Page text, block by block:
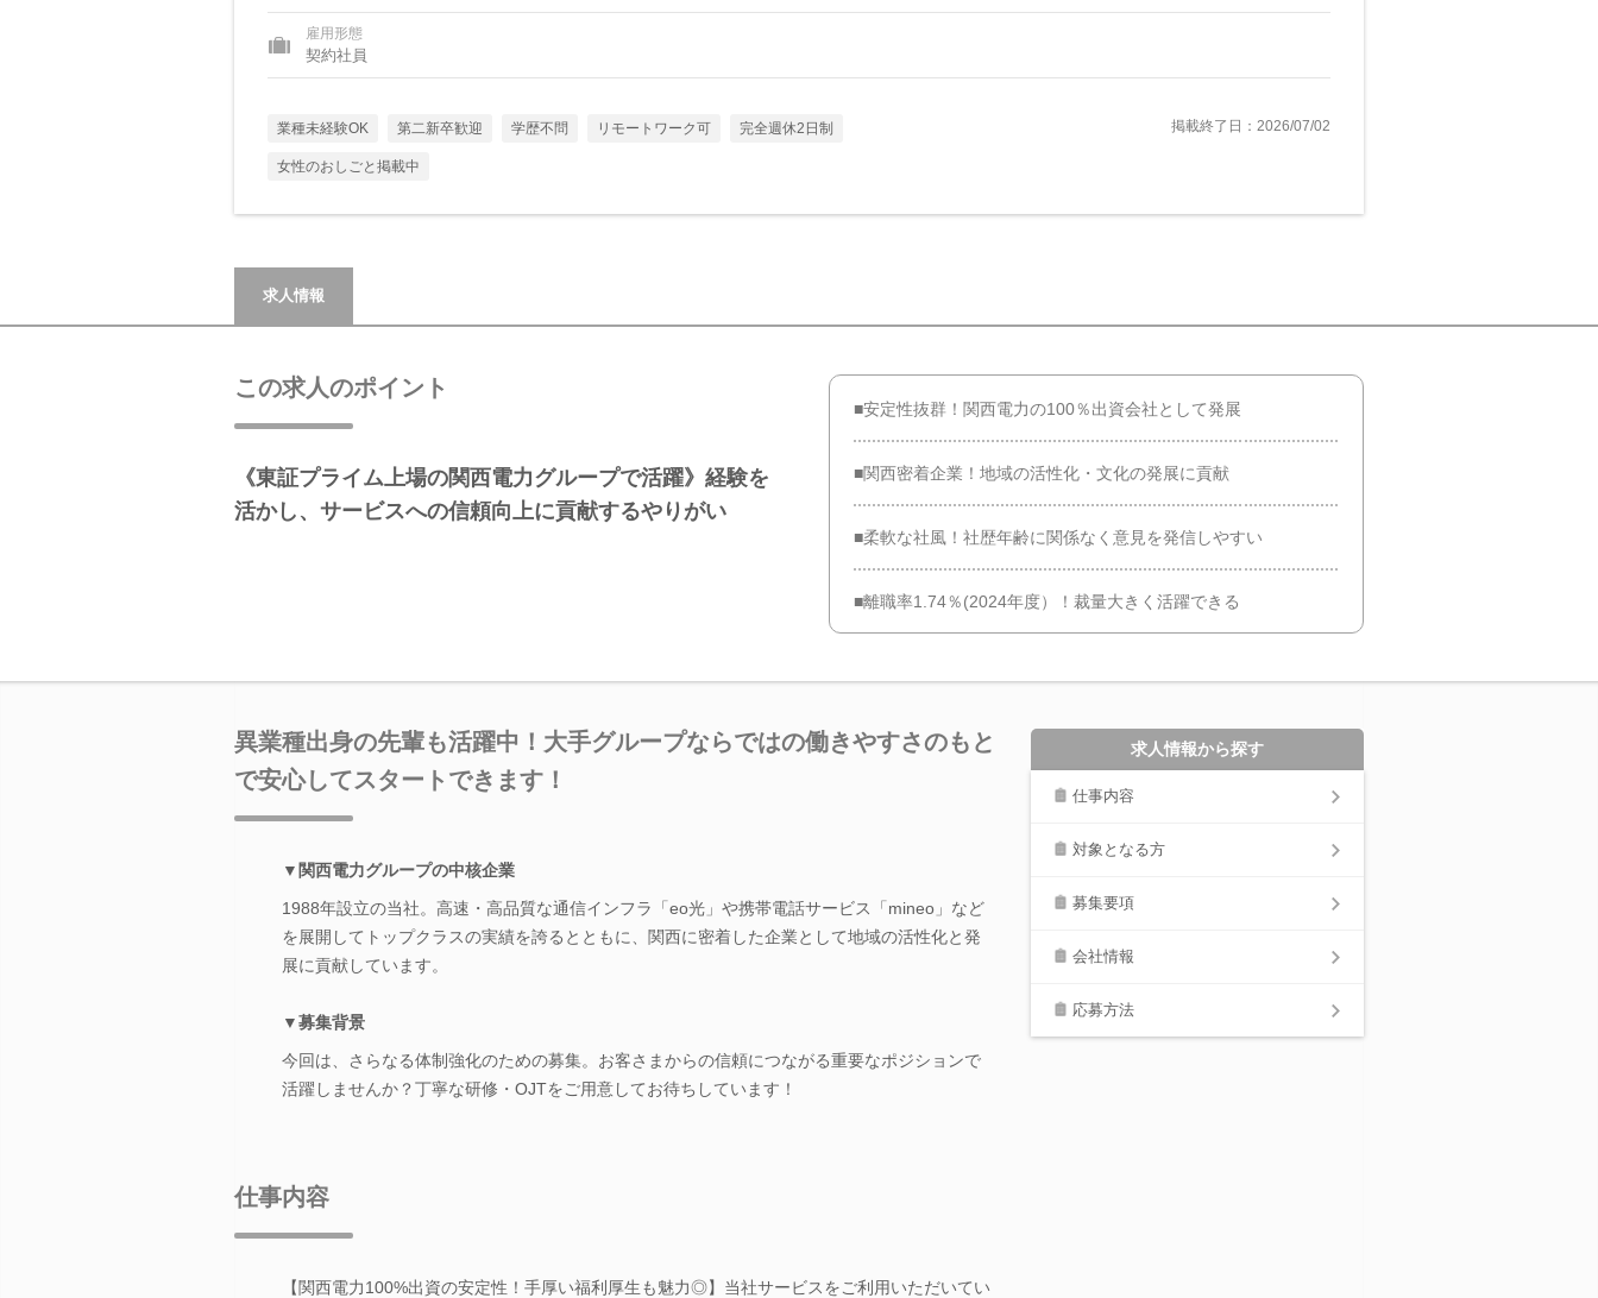
雇用形態
契約社員
業種未経験OK 第二新卒歓迎 学歴不問 リモートワーク可 完全週休2日制
女性のおしごと掲載中
掲載終了日：2026/07/02
求人情報
この求人のポイント
《東証プライム上場の関西電力グループで活躍》経験を
活かし、サービスへの信頼向上に貢献するやりがい
■安定性抜群！関西電力の100％出資会社として発展
■関西密着企業！地域の活性化・文化の発展に貢献
■柔軟な社風！社歴年齢に関係なく意見を発信しやすい
■離職率1.74％(2024年度）！裁量大きく活躍できる
異業種出身の先輩も活躍中！大手グループならではの働きやすさのもと
で安心してスタートできます！
▼関西電力グループの中核企業
1988年設立の当社。高速・高品質な通信インフラ「eo光」や携帯電話サービス「mineo」など
を展開してトップクラスの実績を誇るとともに、関西に密着した企業として地域の活性化と発
展に貢献しています。
▼募集背景
今回は、さらなる体制強化のための募集。お客さまからの信頼につながる重要なポジションで
活躍しませんか？丁寧な研修・OJTをご用意してお待ちしています！
仕事内容
【関西電力100%出資の安定性！手厚い福利厚生も魅力◎】当社サービスをご利用いただいてい
求人情報から探す
仕事内容
対象となる方
募集要項
会社情報
応募方法